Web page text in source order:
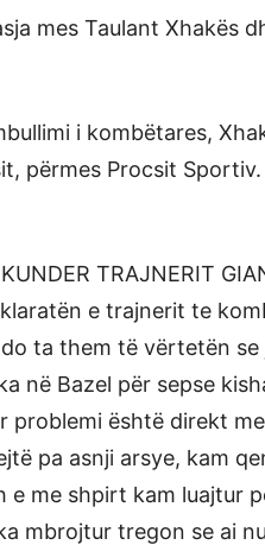
mes Taulant Xhakës
i kombëtares,
përmes Procsit Sportiv.
TRAJNERIT
e trajnerit te
ta them të vërtetën
në Bazel për sepse
problemi është direkt
pa asnji arsye, kam
e me shpirt kam luajtur
mbrojtur tregon se ai